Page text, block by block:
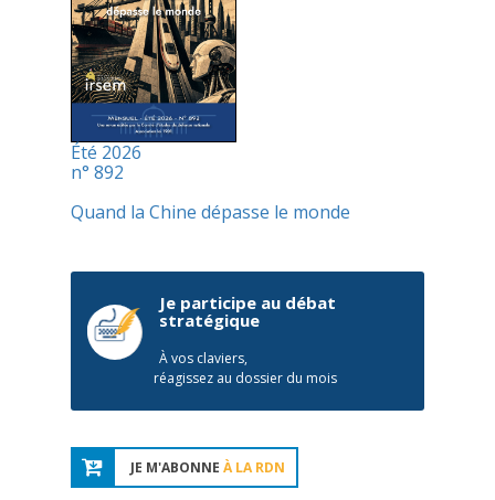
Été 2026
n° 892
Quand la Chine dépasse le monde
Je participe au débat
stratégique
À vos claviers,
réagissez au dossier du mois
JE M'ABONNE À LA RDN